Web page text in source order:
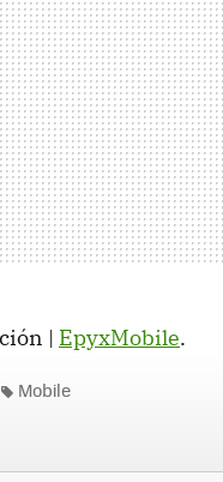
| EpyxMobile.
Mobile